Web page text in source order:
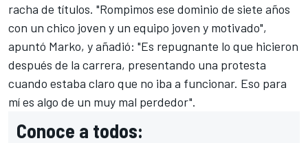
racha de títulos. "Rompimos ese dominio de siete años
con un chico joven y un equipo joven y motivado",
apuntó Marko, y añadió: "Es repugnante lo que hicieron
después de la carrera, presentando una protesta
cuando estaba claro que no iba a funcionar. Eso para
mí es algo de un muy mal perdedor".
Conoce a todos: